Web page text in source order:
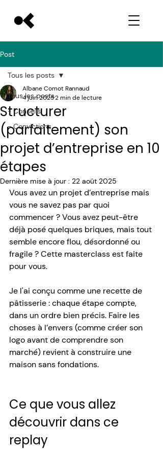
Post
Tous les posts
- Conseils
- Convictions
Tous les posts
Structurer
(parfaitement) son
projet d’entreprise en 10
étapes
Albane Comot Rannaud
4 juin 20252 min de lecture
Dernière mise à jour : 22 août 2025
Vous avez un projet d’entreprise mais
vous ne savez pas par quoi
commencer ? Vous avez peut-être
déjà posé quelques briques, mais tout
semble encore flou, désordonné ou
fragile ? Cette masterclass est faite
pour vous.
Je l'ai conçu comme une recette de
pâtisserie : chaque étape compte,
dans un ordre bien précis. Faire les
choses à l’envers (comme créer son
logo avant de comprendre son
marché) revient à construire une
maison sans fondations.
Ce que vous allez
découvrir dans ce
replay